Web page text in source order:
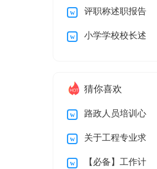
集六篇评职称述职报告
小学学校校长述
猜你喜欢
路政人员培训心
得体会关于工程专业求
职信汇编10篇
【必备】工作计